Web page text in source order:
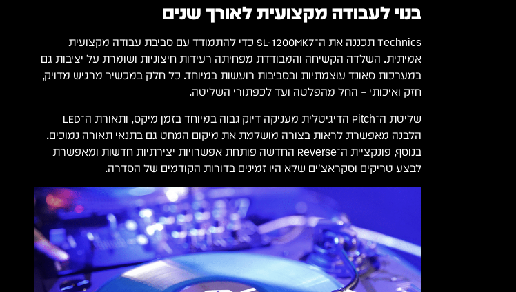
בנוי לעבודה מקצועית לאורך שנים
Technics תכננה את ה־SL-1200MK7 כדי להתמודד עם סביבת עבודה מקצועית
אמיתית. השלדה הקשיחה והמבודדת מפחיתה רעידות חיצוניות ושומרת על יציבות גם
במערכות סאונד עוצמתיות ובסביבות רועשות במיוחד. כל חלק במכשיר מרגיש מדויק,
חזק ואיכותי – החל מהפלטה ועד לכפתורי השליטה.
שליטת ה־Pitch הדיגיטלית מעניקה דיוק גבוה במיוחד בזמן מיקס, ותאורת ה־LED
הלבנה מאפשרת לראות בצורה מושלמת את מיקום המחט גם בתנאי תאורה נמוכים.
בנוסף, פונקציית ה־Reverse החדשה פותחת אפשרויות יצירתיות חדשות ומאפשרת
לבצע טריקים וסקראצ'ים שלא היו זמינים בדורות הקודמים של הסדרה.